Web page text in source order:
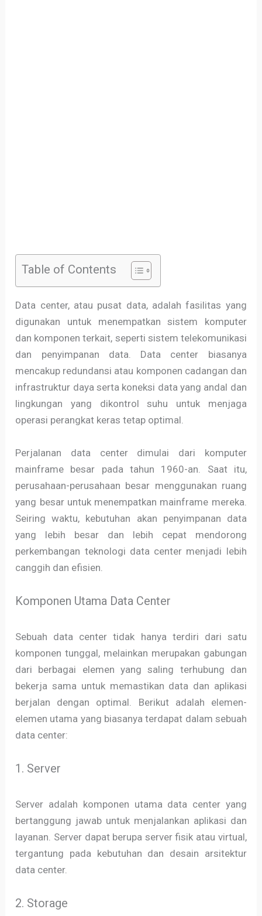
Table of Contents
Data center, atau pusat data, adalah fasilitas yang
digunakan untuk menempatkan sistem komputer
dan komponen terkait, seperti sistem telekomunikasi
dan penyimpanan data. Data center biasanya
mencakup redundansi atau komponen cadangan dan
infrastruktur daya serta koneksi data yang andal dan
lingkungan yang dikontrol suhu untuk menjaga
operasi perangkat keras tetap optimal.
Perjalanan data center dimulai dari komputer
mainframe besar pada tahun 1960-an. Saat itu,
perusahaan-perusahaan besar menggunakan ruang
yang besar untuk menempatkan mainframe mereka.
Seiring waktu, kebutuhan akan penyimpanan data
yang lebih besar dan lebih cepat mendorong
perkembangan teknologi data center menjadi lebih
canggih dan efisien.
Komponen Utama Data Center
Sebuah data center tidak hanya terdiri dari satu
komponen tunggal, melainkan merupakan gabungan
dari berbagai elemen yang saling terhubung dan
bekerja sama untuk memastikan data dan aplikasi
berjalan dengan optimal. Berikut adalah elemen-
elemen utama yang biasanya terdapat dalam sebuah
data center:
1. Server
Server adalah komponen utama data center yang
bertanggung jawab untuk menjalankan aplikasi dan
layanan. Server dapat berupa server fisik atau virtual,
tergantung pada kebutuhan dan desain arsitektur
data center.
2. Storage